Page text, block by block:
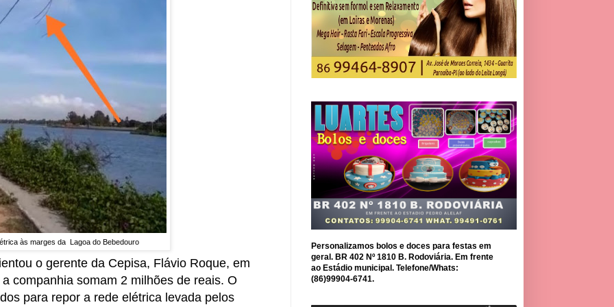
às marges da Lagoa do Bebedouro
o gerente da Cepisa, Flávio Roque, em
companhia somam 2 milhões de reais. O
para repor a rede elétrica levada pelos
Personalizamos bolos e doces para festas em
geral. BR 402 Nº 1810 B. Rodoviária. Em frente
ao Estádio municipal. Telefone/Whats:
(86)99904-6741.